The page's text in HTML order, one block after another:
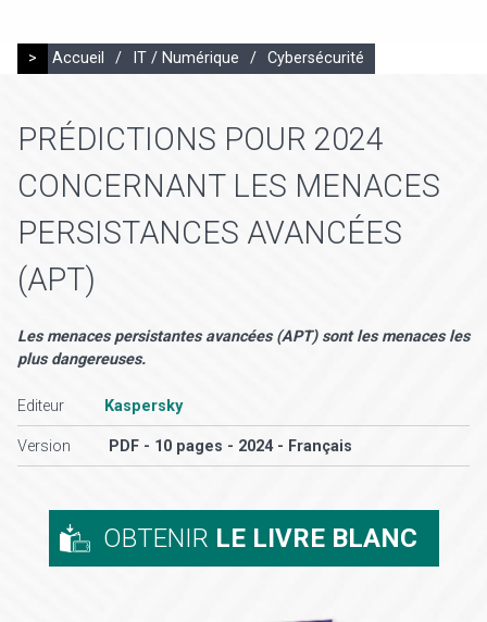
> Accueil / IT / Numérique / Cybersécurité
PRÉDICTIONS POUR 2024
CONCERNANT LES MENACES
PERSISTANCES AVANCÉES
(APT)
Les menaces persistantes avancées (APT) sont les menaces les
plus dangereuses.
Editeur Kaspersky
Version PDF - 10 pages - 2024 - Français
OBTENIR LE LIVRE BLANC